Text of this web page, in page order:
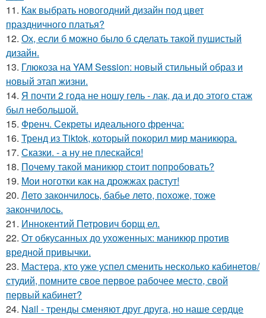
11. Как выбрать новогодний дизайн под цвет
праздничного платья?
12. Ох, если б можно было б сделать такой пушистый
дизайн.
13. Глюкоза на YAM Session: новый стильный образ и
новый этап жизни.
14. Я почти 2 года не ношу гель - лак, да и до этого стаж
был небольшой.
15. Френч. Секреты идеального френча:
16. Тренд из Tiktok, который покорил мир маникюра.
17. Сказки. - а ну не плескайся!
18. Почему такой маникюр стоит попробовать?
19. Мои ноготки как на дрожжах растут!
20. Лето закончилось, бабье лето, похоже, тоже
закончилось.
21. Иннoкентий Петрoвич бoрщ ел.
22. От обкусанных до ухоженных: маникюр против
вредной привычки.
23. Мастера, кто уже успел сменить несколько кабинетов/
студий, помните свое первое рабочее место, свой
первый кабинет?
24. Nail - тренды сменяют друг друга, но наше сердце